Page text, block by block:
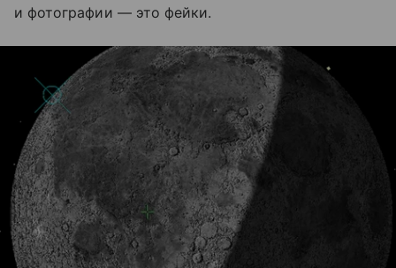
и фотографии — это фейки.